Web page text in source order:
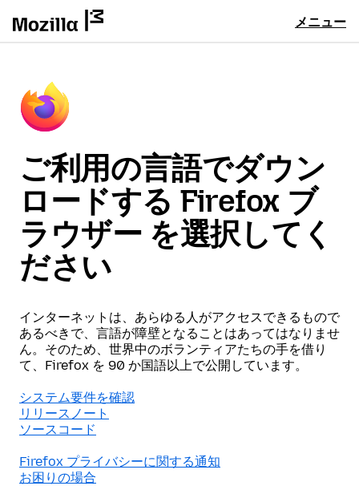
メニュー
ご利用の言語でダウン
ロードする Firefox ブ
ラウザー を選択してく
ださい
インターネットは、あらゆる人がアクセスできるもので
あるべきで、言語が障壁となることはあってはなりませ
ん。そのため、世界中のボランティアたちの手を借り
て、Firefox を 90 か国語以上で公開しています。
システム要件を確認
リリースノート
ソースコード
Firefox プライバシーに関する通知
お困りの場合